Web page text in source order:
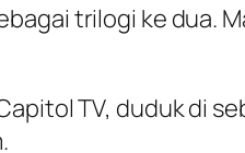
trilogi ke dua.
TV, duduk di